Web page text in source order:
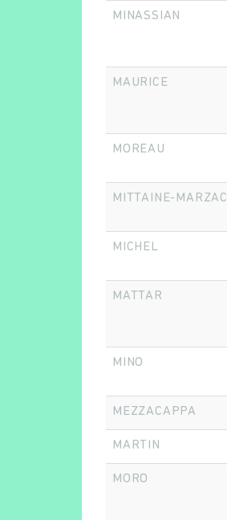
MINASSIAN
MAURICE
MOREAU
MITTAINE-MARZAC
MICHEL
MATTAR
MINO
MEZZACAPPA
MARTIN
MORO